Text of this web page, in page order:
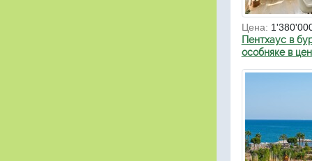
Цена:
Пентхаус в
особняке в